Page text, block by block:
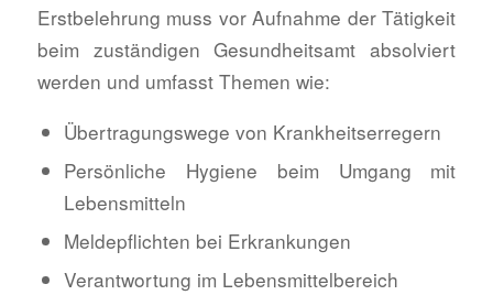
Erstbelehrung muss vor Aufnahme der Tätigkeit
beim zuständigen Gesundheitsamt absolviert
werden und umfasst Themen wie:
Übertragungswege von Krankheitserregern
Persönliche Hygiene beim Umgang mit
Lebensmitteln
Meldepflichten bei Erkrankungen
Verantwortung im Lebensmittelbereich